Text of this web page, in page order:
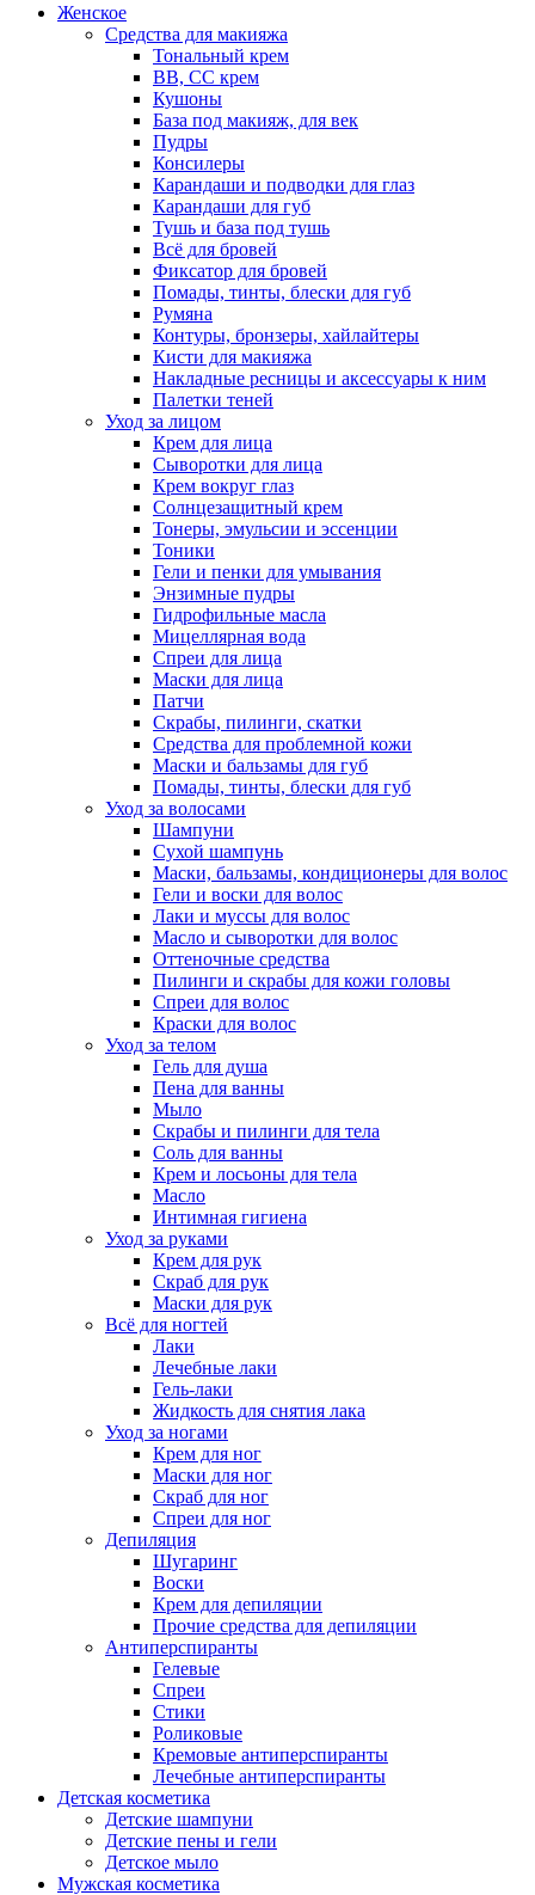
Женское
Средства для макияжа
Тональный крем
BB, CC крем
Кушоны
База под макияж, для век
Пудры
Консилеры
Карандаши и подводки для глаз
Карандаши для губ
Тушь и база под тушь
Всё для бровей
Фиксатор для бровей
Помады, тинты, блески для губ
Румяна
Контуры, бронзеры, хайлайтеры
Кисти для макияжа
Накладные ресницы и аксессуары к ним
Палетки теней
Уход за лицом
Крем для лица
Сыворотки для лица
Крем вокруг глаз
Солнцезащитный крем
Тонеры, эмульсии и эссенции
Тоники
Гели и пенки для умывания
Энзимные пудры
Гидрофильные масла
Мицеллярная вода
Спреи для лица
Маски для лица
Патчи
Скрабы, пилинги, скатки
Средства для проблемной кожи
Маски и бальзамы для губ
Помады, тинты, блески для губ
Уход за волосами
Шампуни
Сухой шампунь
Маски, бальзамы, кондиционеры для волос
Гели и воски для волос
Лаки и муссы для волос
Масло и сыворотки для волос
Оттеночные средства
Пилинги и скрабы для кожи головы
Спреи для волос
Краски для волос
Уход за телом
Гель для душа
Пена для ванны
Мыло
Скрабы и пилинги для тела
Соль для ванны
Крем и лосьоны для тела
Масло
Интимная гигиена
Уход за руками
Крем для рук
Скраб для рук
Маски для рук
Всё для ногтей
Лаки
Лечебные лаки
Гель-лаки
Жидкость для снятия лака
Уход за ногами
Крем для ног
Маски для ног
Скраб для ног
Спреи для ног
Депиляция
Шугаринг
Воски
Крем для депиляции
Прочие средства для депиляции
Антиперспиранты
Гелевые
Спреи
Стики
Роликовые
Кремовые антиперспиранты
Лечебные антиперспиранты
Детская косметика
Детские шампуни
Детские пены и гели
Детское мыло
Мужская косметика